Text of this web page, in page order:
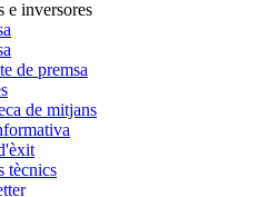
de premsa
de mitjans
tècnics